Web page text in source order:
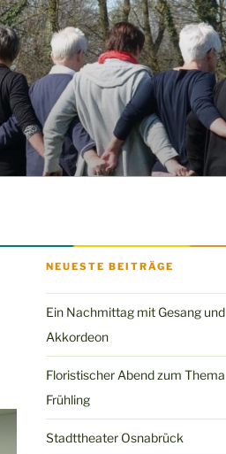
NEUESTE BEITRÄGE
Ein Nachmittag mit Gesang und
Akkordeon
Floristischer Abend zum Thema
Frühling
Stadttheater Osnabrück